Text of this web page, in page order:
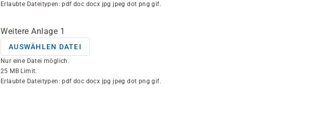
Erlaubte Dateitypen: pdf doc docx jpg jpeg dot png gif.
Weitere Anlage 1
AUSWÄHLEN DATEI
Nur eine Datei möglich.
25 MB Limit.
Erlaubte Dateitypen: pdf doc docx jpg jpeg dot png gif.